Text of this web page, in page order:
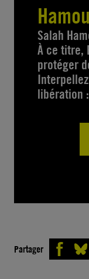
Salah
À ce titre,
protéger
libération
Partager